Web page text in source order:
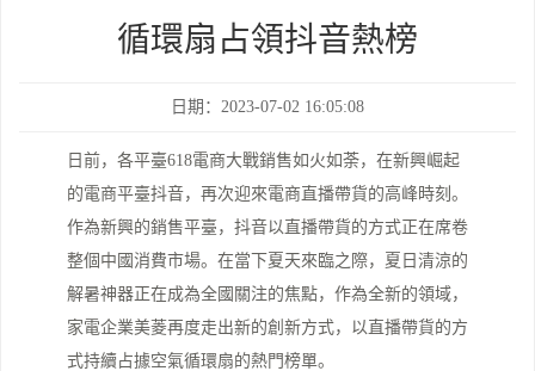
循環扇占領抖音熱榜
日期：2023-07-02 16:05:08
日前，各平臺618電商大戰銷售如火如荼，在新興崛起
的電商平臺抖音，再次迎來電商直播帶貨的高峰時刻。
作為新興的銷售平臺，抖音以直播帶貨的方式正在席卷
整個中國消費市場。在當下夏天來臨之際，夏日清涼的
解暑神器正在成為全國關注的焦點，作為全新的領域，
家電企業美菱再度走出新的創新方式，以直播帶貨的方
式持續占據空氣循環扇的熱門榜單。